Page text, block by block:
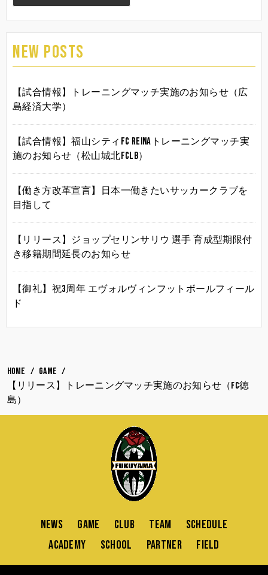
NEW POSTS
【試合情報】トレーニングマッチ実施のお知らせ（広
島経済大学）
【試合情報】福山シティFC Reinaトレーニングマッチ実
施のお知らせ（松山城北FCLB）
【働き方改革宣言】日本一働きたいサッカークラブを
目指して
【リリース】ジョップセリンサリウ 選手 育成型期限付
き移籍期間延長のお知らせ
【御礼】祝3周年 エヴォルヴィンフットボールフィール
ド
HOME
GAME
【リリース】トレーニングマッチ実施のお知らせ（FC徳
島）
NEWS GAME CLUB TEAM
SCHEDULE
ACADEMY
SCHOOL PARTNER FIELD